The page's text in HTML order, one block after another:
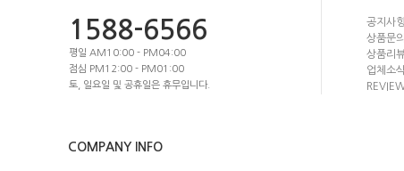
1588-6566
평일 AM10:00 - PM04:00
점심 PM12:00 - PM01:00
토, 일요일 및 공휴일은 휴무입니다.
공지사
상품문의
상품리
업체소식
COMPANY INFO